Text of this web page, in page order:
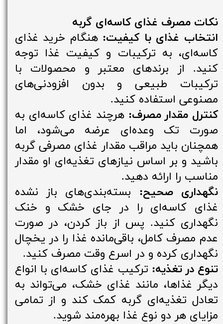
نکات مصرف غذای کاسه‌ای گربه
انتخاب غذای با کیفیت: هنگام خرید غذای
کاسه‌ای، به ترکیبات و کیفیت غذا توجه
کنید. از برندهای معتبر و محصولات با
ترکیبات طبیعی و بدون افزودنی‌های
مصنوعی استفاده کنید.
کنترل مقدار مصرف: هرچند غذای کاسه‌ای به
صورت تک وعده‌ای عرضه می‌شود، اما
همچنان باید مراقب مقدار غذای مصرفی گربه
باشید و بر اساس نیازهای تغذیه‌ای او مقدار
مناسب را ارائه دهید.
نگهداری صحیح: بسته‌بندی‌های باز نشده
غذای کاسه‌ای را در جای خشک و خنک
نگهداری کنید. پس از باز کردن، در صورت
عدم مصرف کامل، باقی‌مانده غذا را در یخچال
نگهداری کرده و در اسرع وقت مصرف کنید.
تنوع در تغذیه: ترکیب غذای کاسه‌ای با انواع
دیگر غذاها، مانند غذای خشک، می‌تواند به
تعادل تغذیه‌ای گربه کمک کند و از تمامی
مزایای هر دو نوع غذا بهره‌مند شوید.